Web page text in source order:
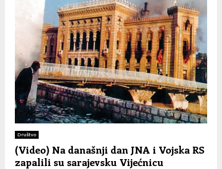
Društvo
(Video) Na današnji dan JNA i Vojska RS
zapalili su sarajevsku Vijećnicu